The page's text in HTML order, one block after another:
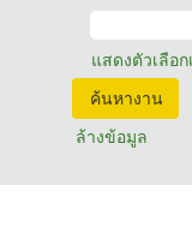
แสดงตัวเลือก
ล้างข้อมูล